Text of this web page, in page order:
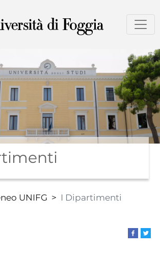
al
contenuto
UNIFG I Dipartimenti